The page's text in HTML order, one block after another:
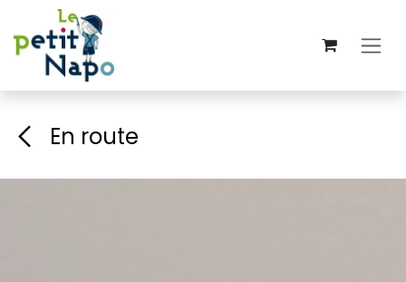
Se rendre au contenu
En route